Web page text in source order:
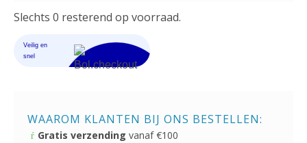
Slechts 0 resterend op voorraad.
WAAROM KLANTEN BIJ ONS BESTELLEN:
Gratis verzending vanaf €100